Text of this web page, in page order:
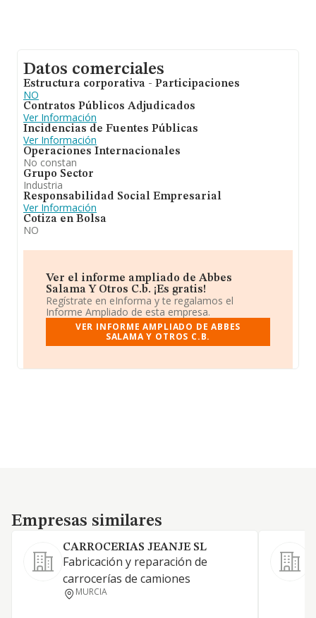
Datos comerciales
Estructura corporativa - Participaciones
NO
Contratos Públicos Adjudicados
Ver Información
Incidencias de Fuentes Públicas
Ver Información
Operaciones Internacionales
No constan
Grupo Sector
Industria
Responsabilidad Social Empresarial
Ver Información
Cotiza en Bolsa
NO
Ver el informe ampliado de Abbes
Salama Y Otros C.b. ¡Es gratis!
Regístrate en eInforma y te regalamos el
Informe Ampliado de esta empresa.
VER INFORME AMPLIADO DE ABBES
SALAMA Y OTROS C.B.
Empresas similares
Empresas similares
CARROCERIAS JEANJE SL
Fabricación y reparación de
carrocerías de camiones
MURCIA